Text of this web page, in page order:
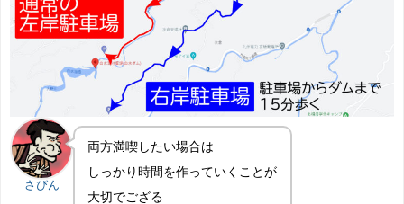
さびん
両方満喫したい場合は
しっかり時間を作っていくことが
大切でござる